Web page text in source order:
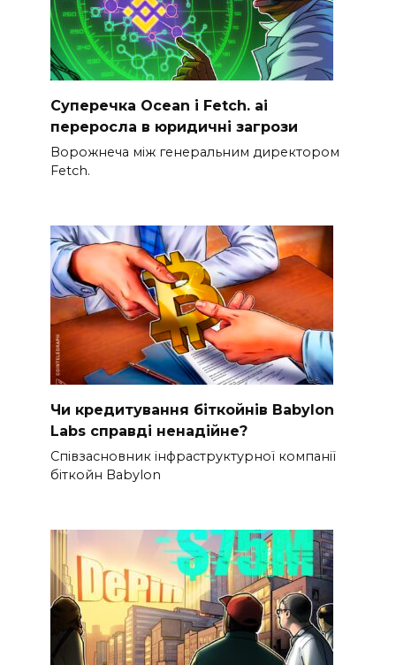
Суперечка Ocean і Fetch. ai
переросла в юридичні загрози
Ворожнеча між генеральним директором
Fetch.
Чи кредитування біткойнів Babylon
Labs справді ненадійне?
Співзасновник інфраструктурної компанії
біткойн Babylon